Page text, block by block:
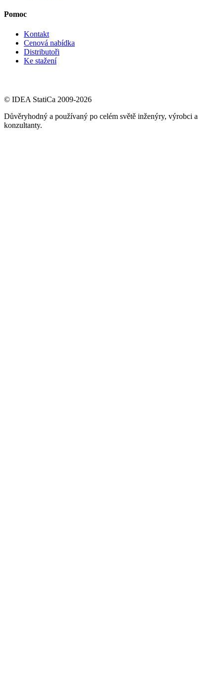
Pomoc
Kontakt
Cenová nabídka
Distributoři
Ke stažení
© IDEA StatiCa 2009-2026
Důvěryhodný a používaný po celém světě inženýry, výrobci a
konzultanty.